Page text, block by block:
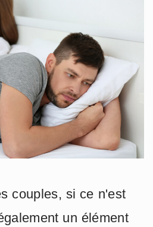
couples, si ce n'est
un élément